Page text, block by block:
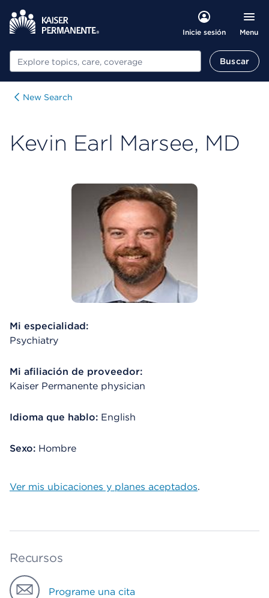
Inicie sesión Menu
Buscar Buscar
New Search
Kevin Earl Marsee, MD
Mi especialidad:
Psychiatry
Mi afiliación de proveedor:
Kaiser Permanente physician
Idioma que hablo: English
Sexo: Hombre
Ver mis ubicaciones y planes aceptados.
Recursos
Programe una cita